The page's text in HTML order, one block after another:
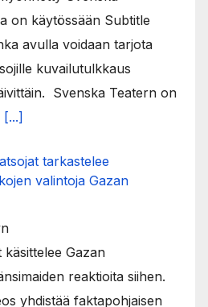
on käytössään Subtitle
avulla voidaan tarjota
kuvailutulkkaus
Svenska Teatern on
[...]
tarkastelee
valintoja Gazan
käsittelee Gazan
reaktioita siihen.
yhdistää faktapohjaisen